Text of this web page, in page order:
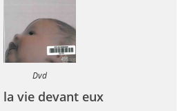
Dvd
la vie devant eux